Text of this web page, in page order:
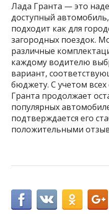
Лада Гранта — это
доступный
подходит как для
загородных поездок.
различные
каждому водителю
вариант,
бюджету. С учетом
Гранта продолжает
популярных
подтверждается его
положительными